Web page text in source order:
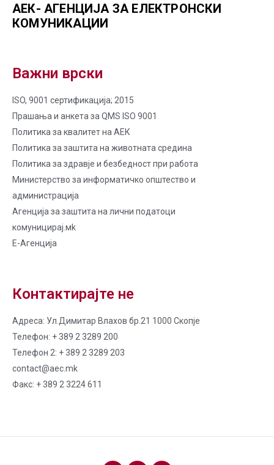
АЕК- АГЕНЦИЈА ЗА ЕЛЕКТРОНСКИ
КОМУНИКАЦИИ
Важни врски
ISO, 9001 сертификација; 2015
Прашања и анкета за QMS ISO 9001
Политика за квалитет на AЕК
Политика за заштита на животната средина
Политика за здравје и безбедност при работа
Министерство за информатичко општество и
администрација
Агенција за заштита на лични податоци
комуницирај.мk
Е-Агенција
Контактирајте не
Адреса: Ул.Димитар Влахов бр.21 1000 Скопје
Телефон: + 389 2 3289 200
Телефон 2: + 389 2 3289 203
contact@aec.mk
Факс: + 389 2 3224 611